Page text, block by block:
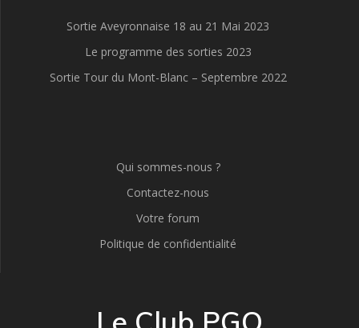
Sortie Aveyronnaise 18 au 21 Mai 2023
Le programme des sorties 2023
Sortie Tour du Mont-Blanc – Septembre 2022
Qui sommes-nous ?
Contactez-nous
Votre forum
Politique de confidentialité